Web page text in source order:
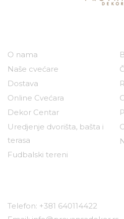
O nama
Naše cvećare
Dostava
Online Cvećara
Dekor Centar
Uredjenje dvorišta, bašta i
terasa
Fudbalski tereni
Telefon: +381 640114422